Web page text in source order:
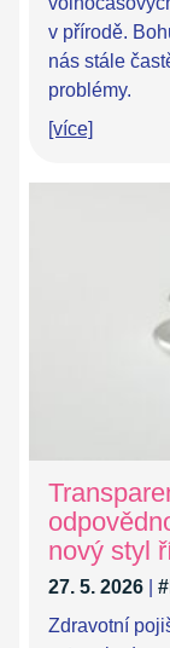
v přírodě.
nás stále
problémy.
[více]
nový styl
27. 5. 2026
Zdravotní